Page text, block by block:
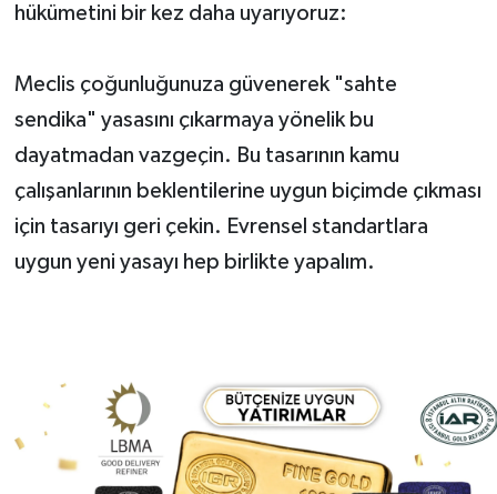
hükümetini bir kez daha uyarıyoruz:
Meclis çoğunluğunuza güvenerek "sahte
sendika" yasasını çıkarmaya yönelik bu
dayatmadan vazgeçin. Bu tasarının kamu
çalışanlarının beklentilerine uygun biçimde çıkması
için tasarıyı geri çekin. Evrensel standartlara
uygun yeni yasayı hep birlikte yapalım.